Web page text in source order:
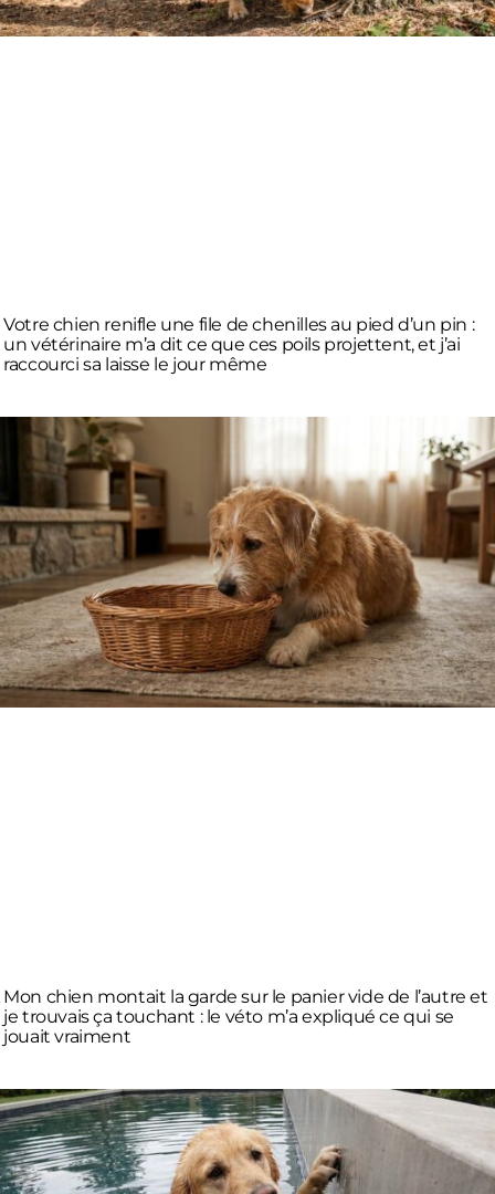
Votre chien renifle une file de chenilles au pied d’un pin :
un vétérinaire m’a dit ce que ces poils projettent, et j’ai
raccourci sa laisse le jour même
Mon chien montait la garde sur le panier vide de l’autre et
je trouvais ça touchant : le véto m’a expliqué ce qui se
jouait vraiment